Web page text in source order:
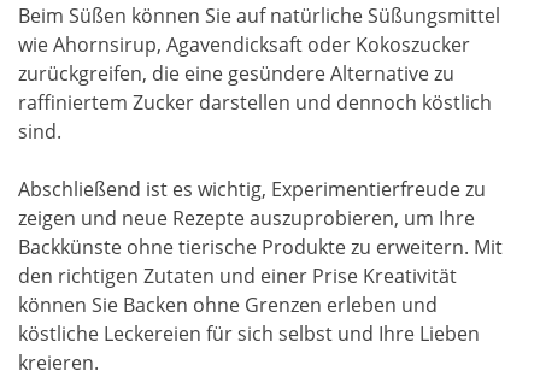
Beim Süßen können Sie auf natürliche Süßungsmittel
wie Ahornsirup, Agavendicksaft oder Kokoszucker
zurückgreifen, die eine gesündere Alternative zu
raffiniertem Zucker darstellen und dennoch köstlich
sind.
Abschließend ist es wichtig, Experimentierfreude zu
zeigen und neue Rezepte auszuprobieren, um Ihre
Backkünste ohne tierische Produkte zu erweitern. Mit
den richtigen Zutaten und einer Prise Kreativität
können Sie Backen ohne Grenzen erleben und
köstliche Leckereien für sich selbst und Ihre Lieben
kreieren.